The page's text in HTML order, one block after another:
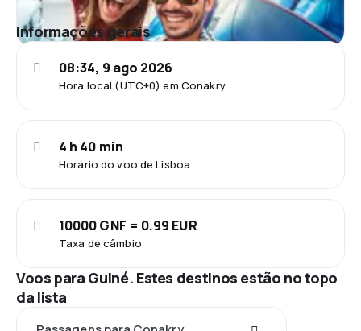
Informações gerais
Hora local (UTC+0) em Conakry
08:34, 9 ago 2026
Horário do voo de Lisboa
4 h 40 min
Taxa de câmbio
10000 GNF = 0.99 EUR
Voos para Guiné. Estes destinos estão no topo
da lista